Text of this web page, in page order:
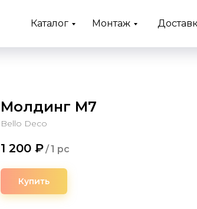
Каталог Монтаж
Молдинг М7
Bello Deco
1 200 ₽/1 pc
Купить